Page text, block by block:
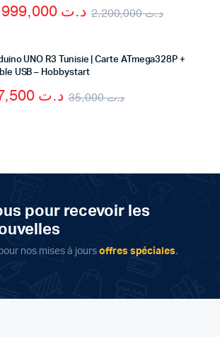
د.ت2.200,000 د.ت 1.999,000
UNO R3 Tunisie | Carte ATmega328P +
USB – Hobbystart
د.ت35,000 د.ت 27,500
pour recevoir les
nos mises à jours offres spéciales.